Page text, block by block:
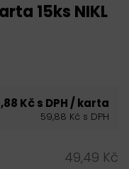
15ks NIKL
Kč s DPH / karta
59,88 Kč s DPH
49,49 Kč